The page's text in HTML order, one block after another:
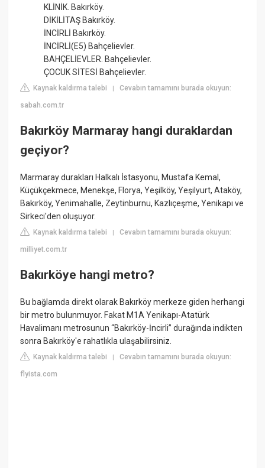
KLİNİK. Bakırköy.
DİKİLİTAŞ Bakırköy.
İNCİRLİ Bakırköy.
İNCİRLİ(E5) Bahçelievler.
BAHÇELİEVLER. Bahçelievler.
ÇOCUK SİTESİ Bahçelievler.
Kaynak kaldırma talebi |Cevabın tamamını burada okuyun:
sabah.com.tr
Bakırköy Marmaray hangi duraklardan
geçiyor?
Marmaray durakları Halkalı İstasyonu, Mustafa Kemal,
Küçükçekmece, Menekşe, Florya, Yeşilköy, Yeşilyurt, Ataköy,
Bakırköy, Yenimahalle, Zeytinburnu, Kazlıçeşme, Yenikapı ve
Sirkeci'den oluşuyor.
Kaynak kaldırma talebi |Cevabın tamamını burada okuyun:
milliyet.com.tr
Bakırköye hangi metro?
Bu bağlamda direkt olarak Bakırköy merkeze giden herhangi
bir metro bulunmuyor. Fakat M1A Yenikapı-Atatürk
Havalimanı metrosunun “Bakırköy-İncirli” durağında indikten
sonra Bakırköy'e rahatlıkla ulaşabilirsiniz.
Kaynak kaldırma talebi |Cevabın tamamını burada okuyun:
flyista.com